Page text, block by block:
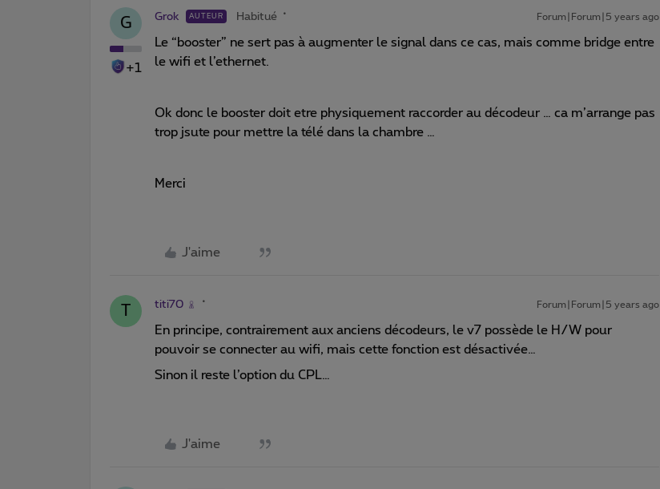
G
+1
Grok AUTEUR Habitué Forum|Forum|5 years ago
Le “booster” ne sert pas à augmenter le signal dans ce cas, mais comme bridge entre
le wifi et l’ethernet.
Ok donc le booster doit etre physiquement raccorder au décodeur … ca m’arrange pas
trop jsute pour mettre la télé dans la chambre …
Merci
J'aime
T titi70 Forum|Forum|5 years ago
En principe, contrairement aux anciens décodeurs, le v7 possède le H/W pour
pouvoir se connecter au wifi, mais cette fonction est désactivée…
Sinon il reste l’option du CPL…
J'aime